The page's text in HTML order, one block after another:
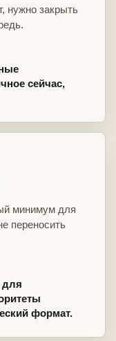
нужно закрыть
сейчас,
минимум для
переносить
для
формат.